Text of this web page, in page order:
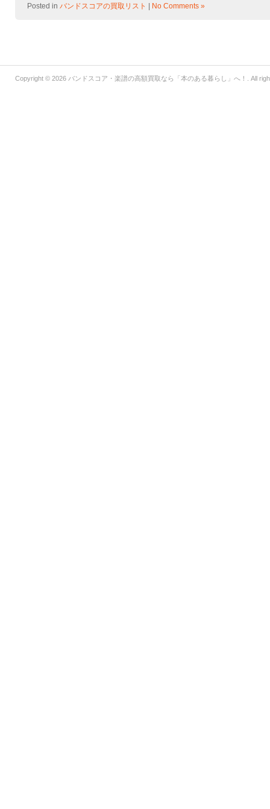
Posted in バンドスコアの買取リスト No Comments »
Copyright © 2026 バンドスコア・楽譜の高額買取なら「本のある暮らし」へ！ . All